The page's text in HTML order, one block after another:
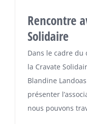
Rencontre
Solidaire
Dans le cadre
la Cravate
Blandine
présenter
nous pouvons